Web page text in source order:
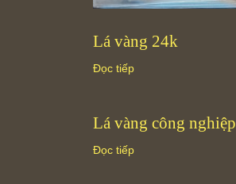
Lá vàng 24k
Đọc tiếp
Lá vàng công nghiệp
Đọc tiếp